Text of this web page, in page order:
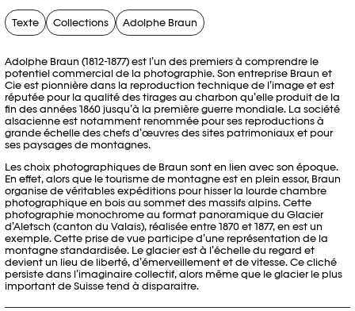
Texte Collections Adolphe Braun
Adolphe Braun (1812-1877) est l’un des premiers à comprendre le
potentiel commercial de la photographie. Son entreprise Braun et
Cie est pionnière dans la reproduction technique de l’image et est
réputée pour la qualité des tirages au charbon qu’elle produit de la
fin des années 1860 jusqu’à la première guerre mondiale. La société
alsacienne est notamment renommée pour ses reproductions à
grande échelle des chefs d’œuvres des sites patrimoniaux et pour
ses paysages de montagnes.
Les choix photographiques de Braun sont en lien avec son époque.
En effet, alors que le tourisme de montagne est en plein essor, Braun
organise de véritables expéditions pour hisser la lourde chambre
photographique en bois au sommet des massifs alpins. Cette
photographie monochrome au format panoramique du Glacier
d’Aletsch (canton du Valais), réalisée entre 1870 et 1877, en est un
exemple. Cette prise de vue participe d’une représentation de la
montagne standardisée. Le glacier est à l’échelle du regard et
devient un lieu de liberté, d’émerveillement et de vitesse. Ce cliché
persiste dans l’imaginaire collectif, alors même que le glacier le plus
important de Suisse tend à disparaitre.